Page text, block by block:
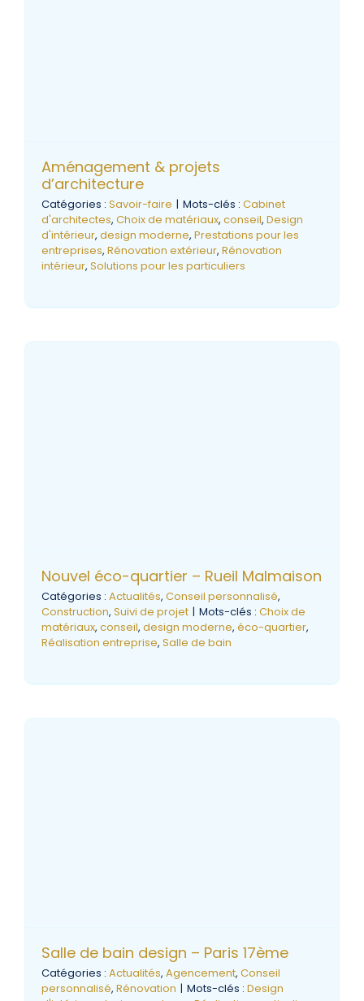
Aménagement & projets
d’architecture
Catégories : Savoir-faire | Mots-clés : Cabinet
d'architectes, Choix de matériaux, conseil, Design
d'intérieur, design moderne, Prestations pour les
entreprises, Rénovation extérieur, Rénovation
intérieur, Solutions pour les particuliers
Nouvel éco-quartier – Rueil Malmaison
Catégories : Actualités, Conseil personnalisé,
Construction, Suivi de projet | Mots-clés : Choix de
matériaux, conseil, design moderne, éco-quartier,
Réalisation entreprise, Salle de bain
Salle de bain design – Paris 17ème
Catégories : Actualités, Agencement, Conseil
personnalisé, Rénovation | Mots-clés : Design